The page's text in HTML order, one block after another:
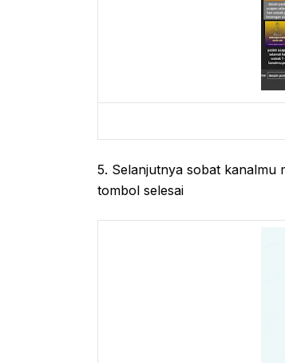
5. Selanjutnya sobat kanalmu
tombol selesai